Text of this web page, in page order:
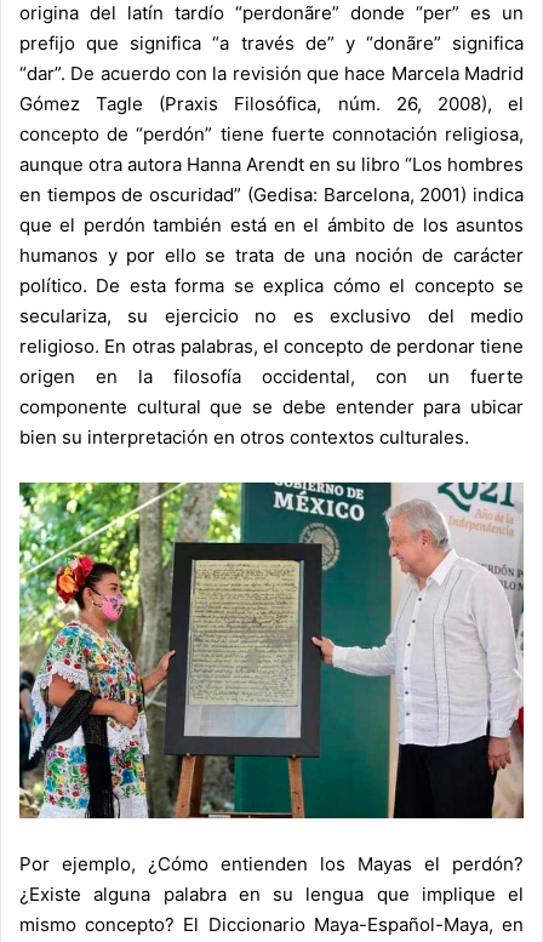
origina del latín tardío “perdonãre” donde “per” es un
prefijo que significa “a través de” y “donãre” significa
“dar”. De acuerdo con la revisión que hace Marcela Madrid
Gómez Tagle (Praxis Filosófica, núm. 26, 2008), el
concepto de “perdón” tiene fuerte connotación religiosa,
aunque otra autora Hanna Arendt en su libro “Los hombres
en tiempos de oscuridad” (Gedisa: Barcelona, 2001) indica
que el perdón también está en el ámbito de los asuntos
humanos y por ello se trata de una noción de carácter
político. De esta forma se explica cómo el concepto se
seculariza, su ejercicio no es exclusivo del medio
religioso. En otras palabras, el concepto de perdonar tiene
origen en la filosofía occidental, con un fuerte
componente cultural que se debe entender para ubicar
bien su interpretación en otros contextos culturales.
Por ejemplo, ¿Cómo entienden los Mayas el perdón?
¿Existe alguna palabra en su lengua que implique el
mismo concepto? El Diccionario Maya-Español-Maya, en